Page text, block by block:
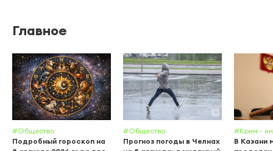
Главное
#Общество
Подробный гороскоп на
#Общество
Прогноз погоды в Челнах
#Крим -
В Казани